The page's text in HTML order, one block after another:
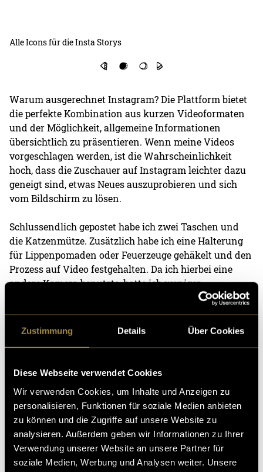
Zustimmung Details Über Cookies
Diese Webseite verwendet Cookies
Wir verwenden Cookies, um Inhalte und Anzeigen zu
personalisieren, Funktionen für soziale Medien anbieten
zu können und die Zugriffe auf unsere Website zu
analysieren. Außerdem geben wir Informationen zu Ihrer
Verwendung unserer Website an unsere Partner für
soziale Medien, Werbung und Analysen weiter. Unsere
Alle Icons für die Insta Storys
Warum ausgerechnet Instagram? Die Plattform bietet
die perfekte Kombination aus kurzen Videoformaten
und der Möglichkeit, allgemeine Informationen
übersichtlich zu präsentieren. Wenn meine Videos
vorgeschlagen werden, ist die Wahrscheinlichkeit
hoch, dass die Zuschauer auf Instagram leichter dazu
geneigt sind, etwas Neues auszuprobieren und sich
vom Bildschirm zu lösen.
Schlussendlich gepostet habe ich zwei Taschen und
die Katzenmütze. Zusätzlich habe ich eine Halterung
für Lippenpomaden oder Feuerzeuge gehäkelt und den
Prozess auf Video festgehalten. Da ich hierbei eine
andere Kamera benutzte, hatte ich weniger
Kontrollmöglichkeiten, um genau zu sehen, was sich
wirklich im Bild befand. Während der
Nachbearbeitung wurde deutlich, dass zu viel
ausserhalb des Rahmens lag und es keinen Mehrwert
100% mit dem Endergebnis zufrieden war, entschied